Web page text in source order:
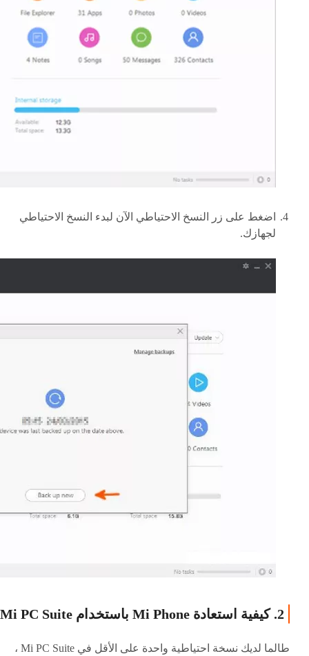
اضغط على زر النسخ الاحتياطي الآن لبدء النسخ الاحتياطي
لجهازك.
2. كيفية استعادة Mi Phone باستخدام Mi PC Suite
طالما لديك نسخة احتياطية واحدة على الأقل في Mi PC Suite ،